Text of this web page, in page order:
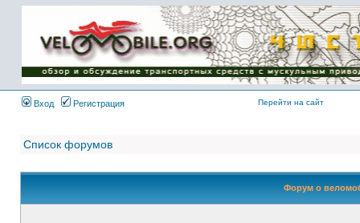
Имя пользователя:
Пароль:
{ LOG_ME_IN_SHORT
}
Вход
Регистрация Перейти на сайт
Список форумов
Форум о